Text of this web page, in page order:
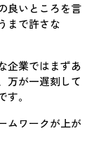
良いところを言
まで許さな
企業ではまずあ
万が一遅刻して
。
ムワークが上が